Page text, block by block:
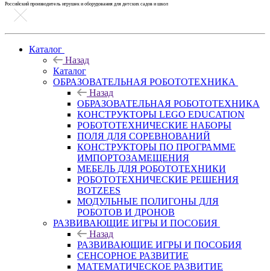
Российский производитель игрушек и оборудования для детских садов и школ
Каталог
Назад
Каталог
ОБРАЗОВАТЕЛЬНАЯ РОБОТОТЕХНИКА
Назад
ОБРАЗОВАТЕЛЬНАЯ РОБОТОТЕХНИКА
КОНСТРУКТОРЫ LEGO EDUCATION
РОБОТОТЕХНИЧЕСКИЕ НАБОРЫ
ПОЛЯ ДЛЯ СОРЕВНОВАНИЙ
КОНСТРУКТОРЫ ПО ПРОГРАММЕ
ИМПОРТОЗАМЕЩЕНИЯ
МЕБЕЛЬ ДЛЯ РОБОТОТЕХНИКИ
РОБОТОТЕХНИЧЕСКИЕ РЕШЕНИЯ
BOTZEES
МОДУЛЬНЫЕ ПОЛИГОНЫ ДЛЯ
РОБОТОВ И ДРОНОВ
РАЗВИВАЮЩИЕ ИГРЫ И ПОСОБИЯ
Назад
РАЗВИВАЮЩИЕ ИГРЫ И ПОСОБИЯ
СЕНСОРНОЕ РАЗВИТИЕ
МАТЕМАТИЧЕСКОЕ РАЗВИТИЕ